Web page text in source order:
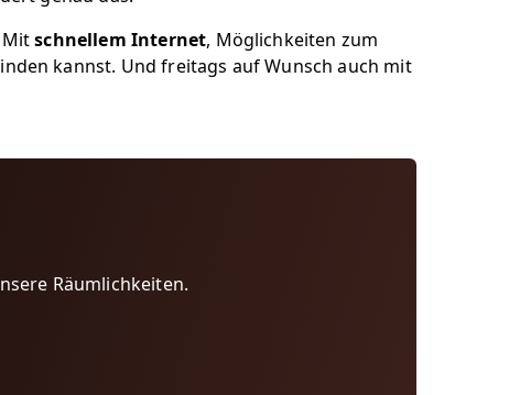
Mitschnellem Internet, Möglichkeiten zum
kannst. Und freitags auf Wunsch auch mit
Räumlichkeiten.